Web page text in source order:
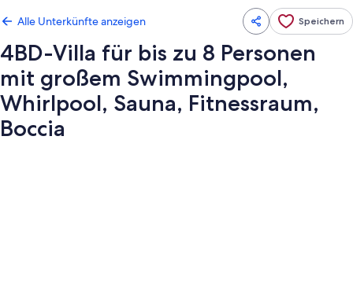
Alle Unterkünfte anzeigen Speichern
4BD-Villa für bis zu 8 Personen
mit großem Swimmingpool,
Whirlpool, Sauna, Fitnessraum,
Boccia